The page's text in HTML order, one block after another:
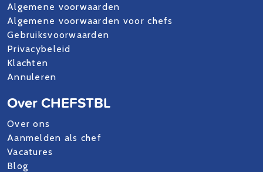
Algemene voorwaarden
Algemene voorwaarden voor chefs
Gebruiksvoorwaarden
Privacybeleid
Klachten
Annuleren
Over CHEFSTBL
Over ons
Aanmelden als chef
Vacatures
Blog